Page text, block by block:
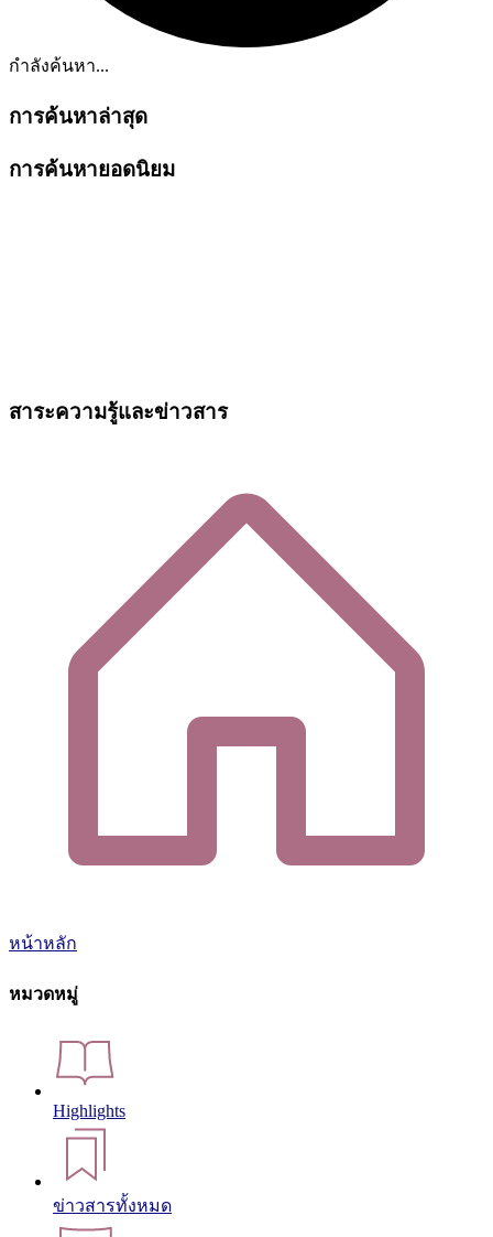
กำลังค้นหา...
การค้นหาล่าสุด
การค้นหายอดนิยม
สาระความรู้และข่าวสาร
หน้าหลัก
หมวดหมู่
Highlights
ข่าวสารทั้งหมด